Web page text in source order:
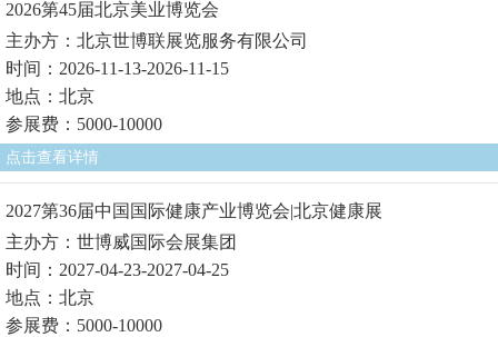
2026第45届北京美业博览会
主办方：北京世博联展览服务有限公司
时间：2026-11-13-2026-11-15
地点：北京
参展费：5000-10000
点击查看详情
2027第36届中国国际健康产业博览会|北京健康展
主办方：世博威国际会展集团
时间：2027-04-23-2027-04-25
地点：北京
参展费：5000-10000